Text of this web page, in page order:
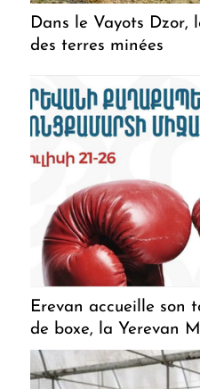
Dans le Vayots Dzor,
des terres minées
Erevan accueille son
de boxe, la Yerevan